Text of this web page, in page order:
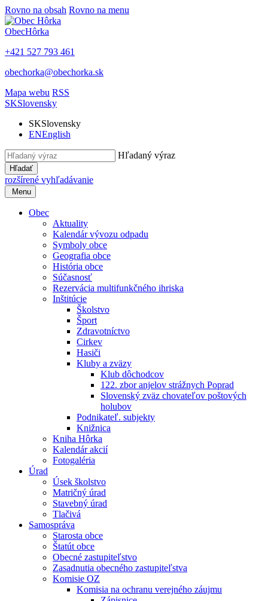
Rovno na obsah Rovno na menu
ObecHôrka
+421 527 793 461
obechorka@obechorka.sk
Mapa webu RSS
SKSlovensky
SKSlovensky
ENEnglish
Hľadaný výraz
Hľadať
rozšírené vyhľadávanie
Menu
Obec
Aktuality
Kalendár vývozu odpadu
Symboly obce
Geografia obce
História obce
Súčasnosť
Rezervácia multifunkčného ihriska
Inštitúcie
Školstvo
Šport
Zdravotníctvo
Cirkev
Hasiči
Kluby a zväzy
Klub dôchodcov
122. zbor anjelov strážnych Poprad
Slovenský zväz chovateľov poštových
holubov
Podnikateľ. subjekty
Knižnica
Kniha Hôrka
Kalendár akcií
Fotogaléria
Úrad
Úsek školstvo
Matričný úrad
Stavebný úrad
Tlačivá
Samospráva
Starosta obce
Štatút obce
Obecné zastupiteľstvo
Zasadnutia obecného zastupiteľstva
Komisie OZ
Komisia na ochranu verejného záujmu